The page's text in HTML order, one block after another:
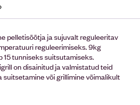
pelletisöötja ja sujuvalt reguleeritav
reguleerimiseks. 9kg
15 tunniseks suitsutamiseks.
on disainitud ja valmistatud teid
suitsetamine või grillimine võimalikult